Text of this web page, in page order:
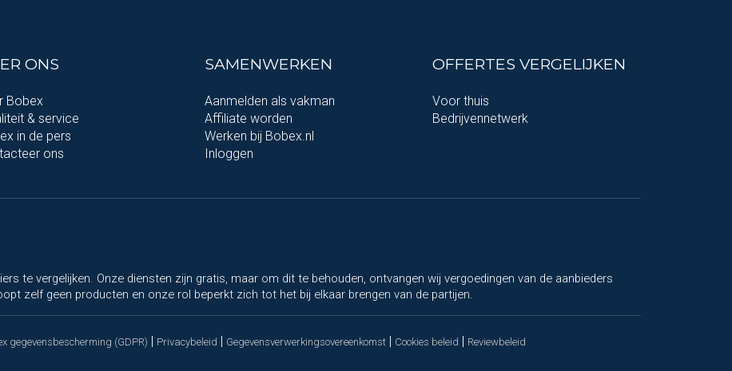
ONS
Bobex
& service
in de pers
ons
SAMENWERKEN
Aanmelden als vakman
Affiliate worden
Werken bij Bobex.nl
Inloggen
OFFERTES VERGELIJKEN
Voor thuis
Bedrijvennetwerk
te vergelijken. Onze diensten zijn gratis, maar om dit te behouden, ontvangen wij vergoedingen van de aanbieders
zelf geen producten en onze rol beperkt zich tot het bij elkaar brengen van de partijen.
gegevensbescherming (GDPR) Privacybeleid Gegevensverwerkingsovereenkomst Cookies beleid Reviewbeleid